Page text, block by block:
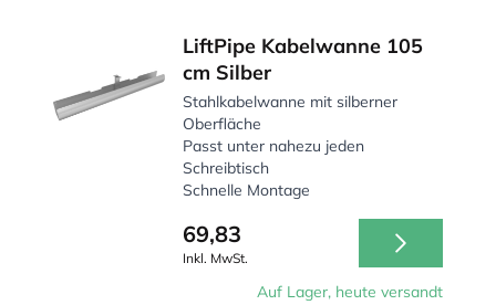
LiftPipe Kabelwanne 105
cm Silber
Stahlkabelwanne mit silberner
Oberfläche
Passt unter nahezu jeden
Schreibtisch
Schnelle Montage
69,83
Inkl. MwSt.
Auf Lager, heute versandt